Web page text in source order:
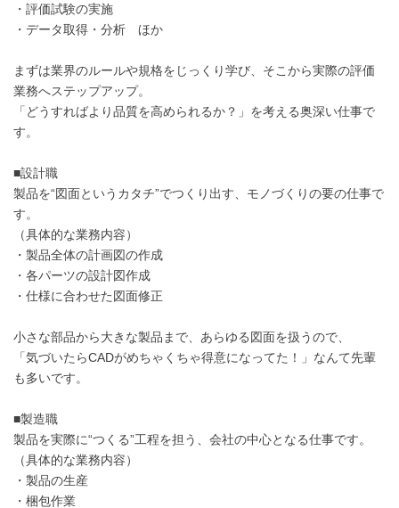
・評価試験の実施
・データ取得・分析 ほか
まずは業界のルールや規格をじっくり学び、そこから実際の評価
業務へステップアップ。
「どうすればより品質を高められるか？」を考える奥深い仕事で
す。
■設計職
製品を“図面というカタチ”でつくり出す、モノづくりの要の仕事で
す。
（具体的な業務内容）
・製品全体の計画図の作成
・各パーツの設計図作成
・仕様に合わせた図面修正
小さな部品から大きな製品まで、あらゆる図面を扱うので、
「気づいたらCADがめちゃくちゃ得意になってた！」なんて先輩
も多いです。
■製造職
製品を実際に“つくる”工程を担う、会社の中心となる仕事です。
（具体的な業務内容）
・製品の生産
・梱包作業